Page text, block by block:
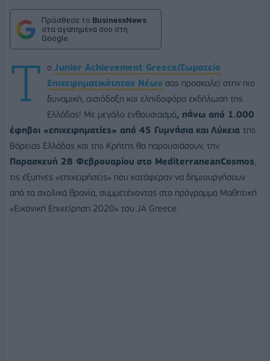
Πρόσθεσε το BusinessNews
στα αγαπημένα σου στη
Google
T o Junior Achievement Greece/Σωματείο
Επιχειρηματικότητας Νέων σας προσκαλεί στην πιο
δυναμική, αισιόδοξη και ελπιδοφόρα εκδήλωση της
Ελλάδας! Με μεγάλο ενθουσιασμό, πάνω από 1.000
έφηβοι «επιχειρηματίες» από 45 Γυμνάσια και Λύκεια της
Βόρειας Ελλάδας και της Κρήτης θα παρουσιάσουν, την
Παρασκευή 28 Φεβρουαρίου στο MediterraneanCosmos,
τις έξυπνες «επιχειρήσεις» που κατάφεραν να δημιουργήσουν
από τα σχολικά θρανία, συμμετέχοντας στο πρόγραμμα Μαθητική
«Εικονική Επιχείρηση 2020» του JA Greece.